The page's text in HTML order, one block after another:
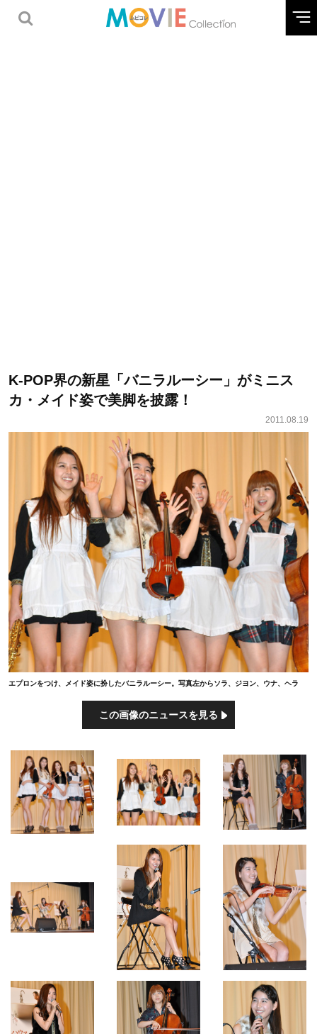
K-POP界の新星「バニラルーシー」がミニス
カ・メイド姿で美脚を披露！
2011.08.19
エプロンをつけ、メイド姿に扮したバニラルーシー。写真左からソラ、ジヨン、ウナ、ヘラ
この画像のニュースを見る